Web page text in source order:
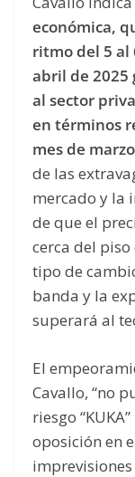
económica,
ritmo del 5 al
abril de 2025
al sector
en términos
mes de
de las
mercado y la
de que el
cerca del
tipo de
banda y la
superará al
El
Cavallo, “no
riesgo
oposición en